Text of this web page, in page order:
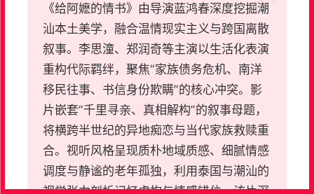
《给阿嬷的情书》由导演蓝鸿春深度挖掘潮
汕本土美学，融合温情现实主义与跨国离散
叙事。李思潼、郑润奇等主演以生活化表演
重构代际羁绊，聚焦“家族债务危机、南洋
移民往事、书信身份欺瞒”的核心冲突。影
片嵌套“千里寻亲、真相解构”的叙事母题，
将横跨半世纪的异地痴恋与当代家族救赎重
合。视听风格呈现质朴地域质感、细腻情感
调度与静谧的老年孤独，利用泰国与潮汕的
视觉张力剖析记忆虚构与情感错位。该片深